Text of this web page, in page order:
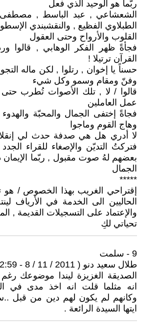
ربّما هو الوحيد الذي فعل
الشعشاعي , عبد الباسط , مصطفى
الطبلاوي الفظيع , والنقشبندي
القلوب والأرواح وحتى العقول
فجأةً ظهر الفكر الوهابي , قالوا
القرآن ترتيلا !
حسناً يا إخوان , رتلوا , لكن ماله
وفنّ ومقام وسمو وكل شيء
قالوا / لا , تلك الأصوات تُطرب
عمل العاملين
فجاةً إختفى الجمال والمحبّة
وهاج القوم وماجوا
لا أدري هل هي صدفة حدث لي
فتركتُ التديّن والإصغاء للقراء
بعضهم لهُ صوت مقبول , ربّما
الجمال
*****
إقتراحي الغريب بهذا الخصوص / هو
الحاليين الى الخدمة في الأرياف
والإعتماد على التسجيلات القديمة ,
تحياتي لكِ
9 - سلمت
طلال سعيد دنو ( 2011 / 11 / 8 - 22:59 )
الصديقة الغزيزة ليندا موضوعك
انه مثلما قلت انه اخذ مدى في
وكانهم لم يكون لهم دين من قبل
ايتها السيدة الرائعة .